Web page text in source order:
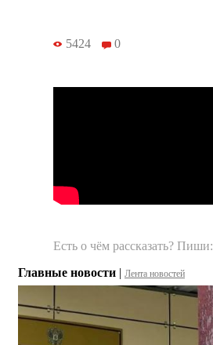
5424 0
Есть о чём рассказать? Пиши:
Главные новости | Лента новостей